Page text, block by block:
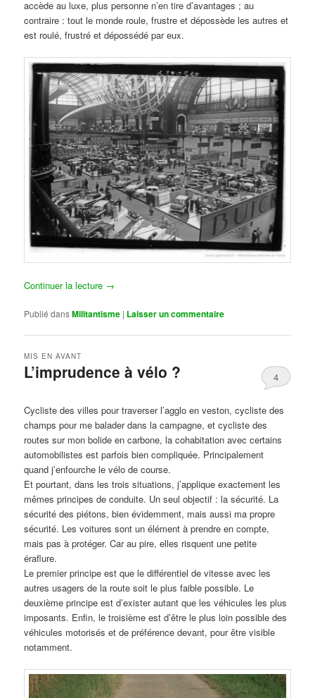
accède au luxe, plus personne n’en tire d’avantages ; au
contraire : tout le monde roule, frustre et dépossède les autres et
est roulé, frustré et dépossédé par eux.
Continuer la lecture →
Publié dansMilitantisme | Laisser un commentaire
L’imprudence à vélo ?
MIS EN AVANT
4
Cycliste des villes pour traverser l’agglo en veston, cycliste des
champs pour me balader dans la campagne, et cycliste des
routes sur mon bolide en carbone, la cohabitation avec certains
automobilistes est parfois bien compliquée. Principalement
quand j’enfourche le vélo de course.
Et pourtant, dans les trois situations, j’applique exactement les
mêmes principes de conduite. Un seul objectif : la sécurité. La
sécurité des piétons, bien évidemment, mais aussi ma propre
sécurité. Les voitures sont un élément à prendre en compte,
mais pas à protéger. Car au pire, elles risquent une petite
éraflure.
Le premier principe est que le différentiel de vitesse avec les
autres usagers de la route soit le plus faible possible. Le
deuxième principe est d’exister autant que les véhicules les plus
imposants. Enfin, le troisième est d’être le plus loin possible des
véhicules motorisés et de préférence devant, pour être visible
notamment.